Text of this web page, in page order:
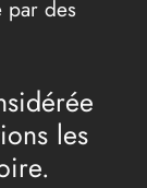
par des
les